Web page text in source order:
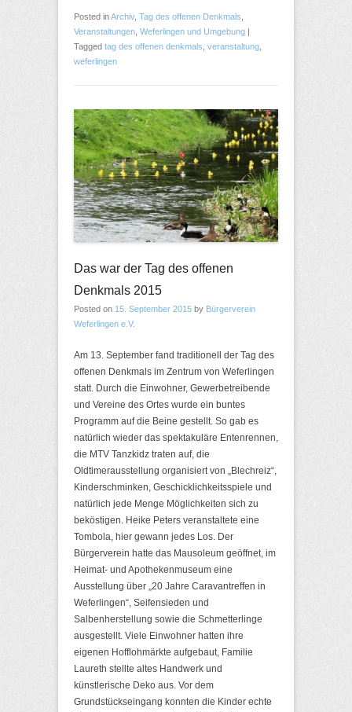
Posted inArchiv, Tag des offenen Denkmals
Veranstaltungen Weferlingen und Umgebung |
Tagged tag des offenen denkmals veranstaltung
weferlingen
Das war der Tag des offenen
Denkmals 2015
Posted on 15. September 2015 by Bürgerverein
Weferlingen e.V.
Am 13. September fand traditionell der Tag des
offenen Denkmals im Zentrum von Weferlingen
statt. Durch die Einwohner, Gewerbetreibende
und Vereine des Ortes wurde ein buntes
Programm auf die Beine gestellt. So gab es
natürlich wieder das spektakuläre Entenrennen,
die MTV Tanzkidz traten auf, die
Oldtimerausstellung organisiert von „Blechreiz“,
Kinderschminken, Geschicklichkeitsspiele und
natürlich jede Menge Möglichkeiten sich zu
beköstigen. Heike Peters veranstaltete eine
Tombola, hier gewann jedes Los. Der
Bürgerverein hatte das Mausoleum geöffnet, im
Heimat- und Apothekenmuseum eine
Ausstellung über „20 Jahre Caravantreffen in
Weferlingen“, Seifensieden und
Salbenherstellung sowie die Schmetterlinge
ausgestellt. Viele Einwohner hatten ihre
eigenen Hofflohmärkte aufgebaut, Familie
Laureth stellte altes Handwerk und
künstlerische Deko aus. Vor dem
Grundstückseingang konnten die Kinder echte